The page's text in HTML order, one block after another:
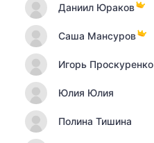
Даниил Юраков
Саша Мансуров
Игорь Проскуренко
Юлия Юлия
Полина Тишина